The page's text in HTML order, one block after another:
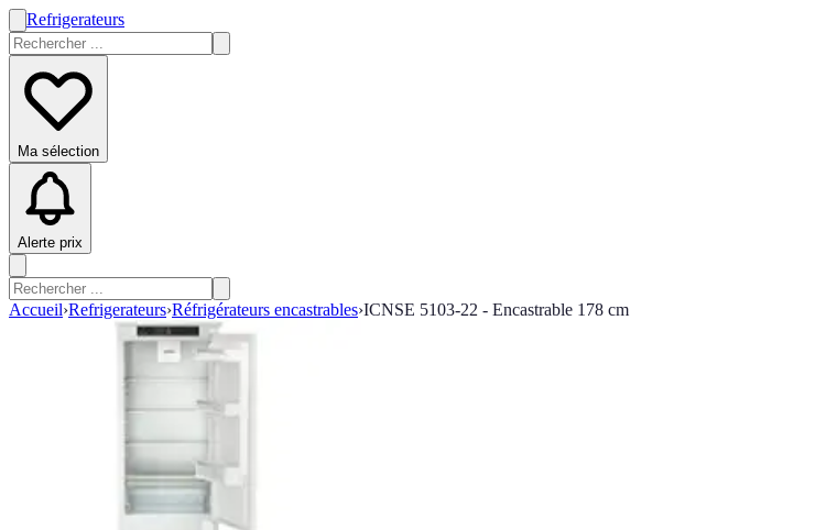
Refrigerateurs
Ma sélection
Alerte prix
Accueil›Refrigerateurs›Réfrigérateurs encastrables›ICNSE 5103-22 - Encastrable 178 cm